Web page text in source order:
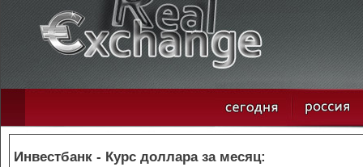
Инвестбанк - Курс доллара за месяц: